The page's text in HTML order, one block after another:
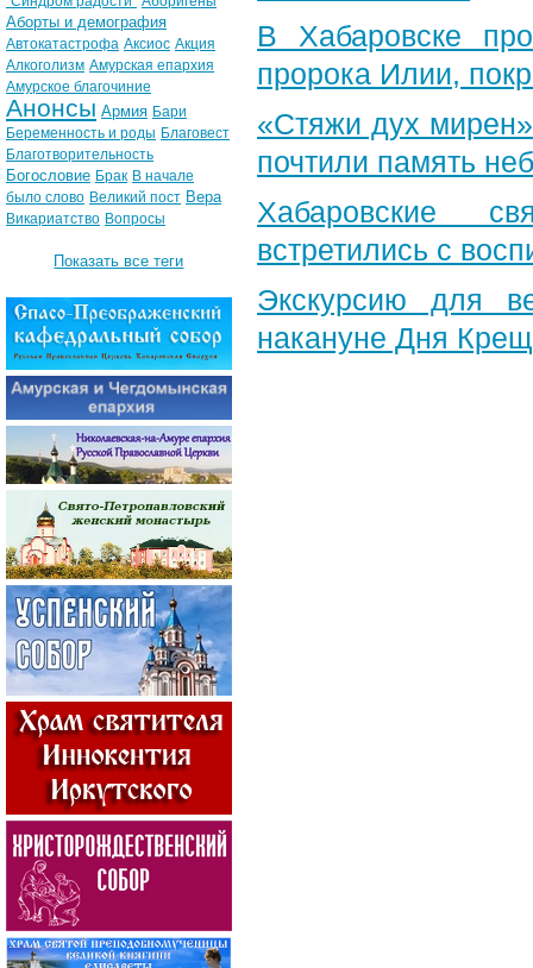
В Хабаровске
пророка Илии,
«Стяжи дух
почтили память
Хабаровские
встретились с
Экскурсию для
накануне Дня
Аборты и демография
Автокатастрофа Аксиос Акция
Алкоголизм Амурская епархия
Амурское благочиние
Анонсы Армия Бари
Беременность и роды Благовест
Благотворительность
Богословие Брак В начале
было слово Великий пост Вера
Викариатство Вопросы
Показать все теги